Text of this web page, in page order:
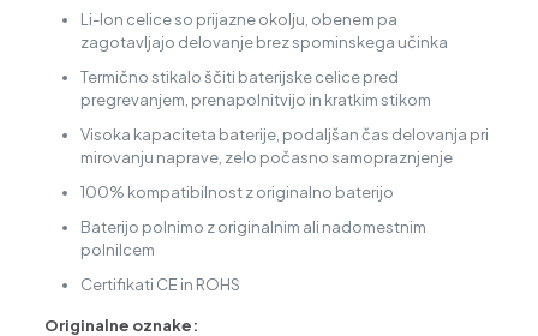
Li-Ion celice so prijazne okolju, obenem pa
zagotavljajo delovanje brez spominskega učinka
Termično stikalo ščiti baterijske celice pred
pregrevanjem, prenapolnitvijo in kratkim stikom
Visoka kapaciteta baterije, podaljšan čas delovanja pri
mirovanju naprave, zelo počasno samopraznjenje
100% kompatibilnost z originalno baterijo
Baterijo polnimo z originalnim ali nadomestnim
polnilcem
Certifikati CE in ROHS
Originalne oznake: